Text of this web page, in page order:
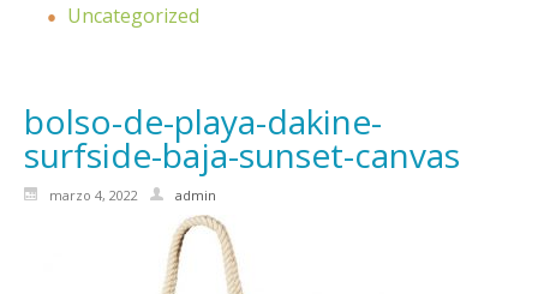
Uncategorized
bolso-de-playa-dakine-
surfside-baja-sunset-canvas
marzo 4, 2022 admin